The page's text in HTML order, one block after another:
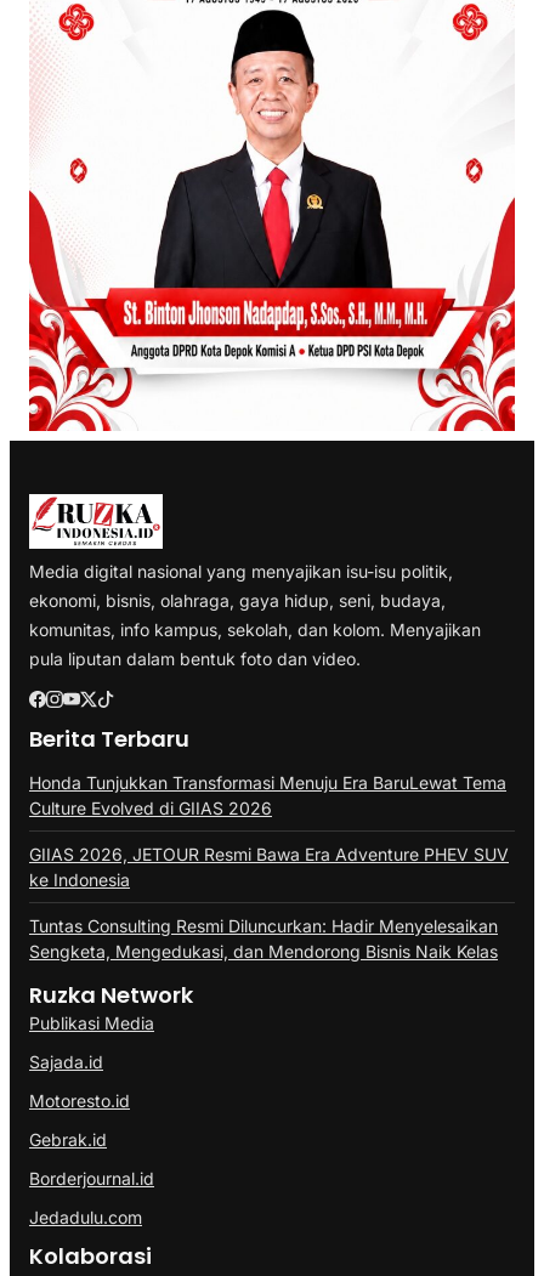
Media digital nasional yang menyajikan isu-isu politik,
ekonomi, bisnis, olahraga, gaya hidup, seni, budaya,
komunitas, info kampus, sekolah, dan kolom. Menyajikan
pula liputan dalam bentuk foto dan video.
Berita Terbaru
Honda Tunjukkan Transformasi Menuju Era BaruLewat Tema
Culture Evolved di GIIAS 2026
GIIAS 2026, JETOUR Resmi Bawa Era Adventure PHEV SUV
ke Indonesia
Tuntas Consulting Resmi Diluncurkan: Hadir Menyelesaikan
Sengketa, Mengedukasi, dan Mendorong Bisnis Naik Kelas
Ruzka Network
Publikasi Media
Sajada.id
Motoresto.id
Gebrak.id
Borderjournal.id
Jedadulu.com
Kolaborasi